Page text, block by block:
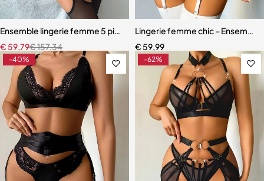
Ensemble lingerie femme 5 pièces – Dentelle ajourée avec bas
€157,34
€ 59,79
Lingerie femme chic –
€ 59,99
-40% -62%